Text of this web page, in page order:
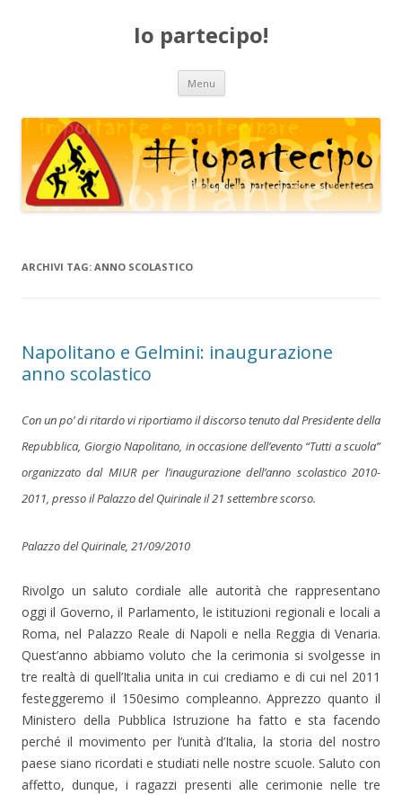
Io partecipo!
Menu Vai
contenuto
ARCHIVI TAG: ANNO SCOLASTICO
Napolitano e Gelmini: inaugurazione
anno scolastico
Con un po’ di ritardo vi riportiamo il discorso tenuto dal Presidente della
Repubblica, Giorgio Napolitano, in occasione dell’evento “Tutti ascuola”
organizzato dal MIUR per l’inaugurazione dell’anno scolastico 2010-
2011, presso il Palazzo del Quirinale il 21 settembre scorso.
Palazzo del Quirinale, 21/09/2010
Rivolgo un saluto cordiale alle autorità che rappresentano
oggi il Governo, il Parlamento, le istituzioni regionali e locali a
Roma, nel Palazzo Reale di Napoli e nella Reggia di Venaria.
Quest’anno abbiamo voluto che la cerimonia si svolgesse in
tre realtà di quell’Italia unita in cui crediamo e di cui nel 2011
festeggeremo il 150esimo compleanno. Apprezzo quanto il
Ministero della Pubblica Istruzione ha fatto e sta facendo
perché il movimento per l’unità d’Italia, la storia del nostro
paese siano ricordati e studiati nelle nostre scuole. Saluto con
affetto, dunque, i ragazzi presenti alle cerimonie nelle tre